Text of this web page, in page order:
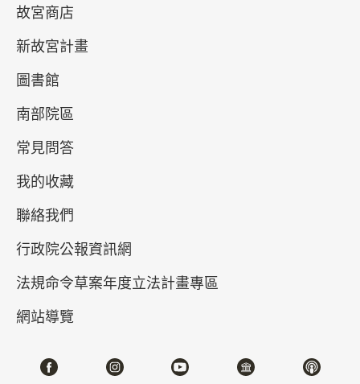
祀與戎：古代兵器攻略
2023-12-01~2026-08-09
北部院區 第一展覽館
故宮商店
新故宮計畫
圖書館
南部院區
常見問答
我的收藏
聯絡我們
行政院公報資訊網
法規命令草案年度立法計畫專區
網站導覽